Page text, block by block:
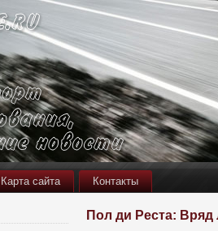
Карта сайта Контакты
Пол ди Реста: